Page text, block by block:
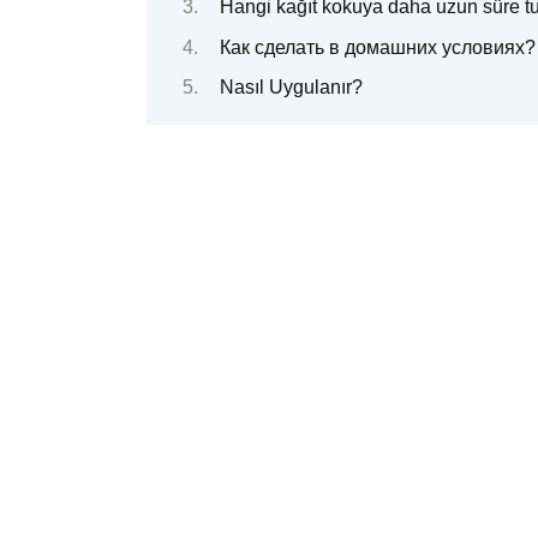
Hangi kağıt kokuya daha uzun süre
Как сделать в домашних условиях?
Nasıl Uygulanır?